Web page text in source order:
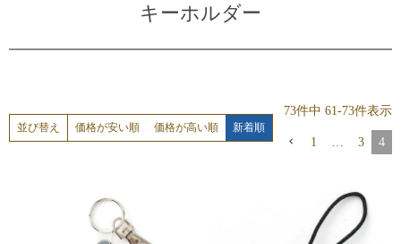
キーホルダー
並び替え 価格が安い順 価格が高い順 新着順
73件中 61 -73件表示
1 3 4